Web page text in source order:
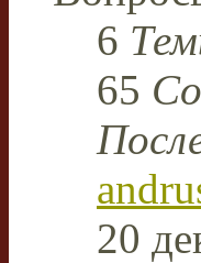
6
65
20